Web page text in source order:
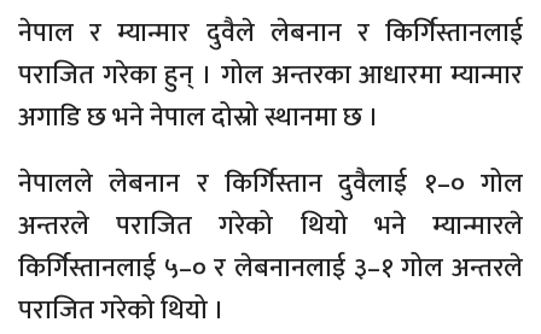
नेपाल र म्यान्मार दुवैले लेबनान र किर्गिस्तानलाई
पराजित गरेका हुन् । गोल अन्तरका आधारमा म्यान्मार
अगाडि छ भने नेपाल दोस्रो स्थानमा छ ।
नेपालले लेबनान र किर्गिस्तान दुवैलाई १–० गोल
अन्तरले पराजित गरेको थियो भने म्यान्मारले
किर्गिस्तानलाई ५–० र लेबनानलाई ३–१ गोल अन्तरले
पराजित गरेको थियो ।